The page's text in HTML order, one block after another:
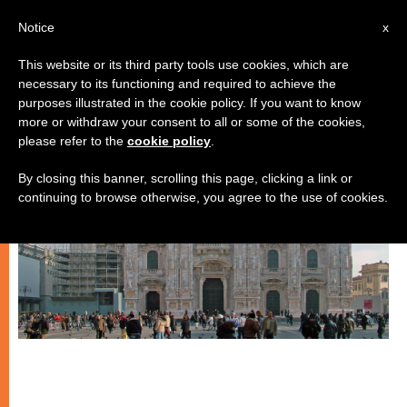
CHIESE LOCALI
x
Notice
This website or its third party tools use cookies, which are
necessary to its functioning and required to achieve the
purposes illustrated in the cookie policy. If you want to know
more or withdraw your consent to all or some of the cookies,
please refer to the cookie policy
By closing this banner, scrolling this page, clicking a link or
continuing to browse otherwise, you agree to the use of cookies.